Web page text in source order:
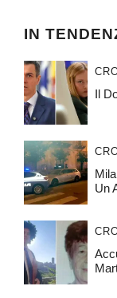
IN
Il
Un